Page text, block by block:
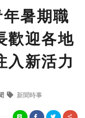
暑期職
歡迎各地
入新活力
新聞時事